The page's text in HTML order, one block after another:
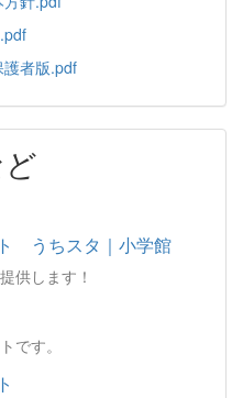
護者版.pdf
うちスタ｜小学館
供します！
です。